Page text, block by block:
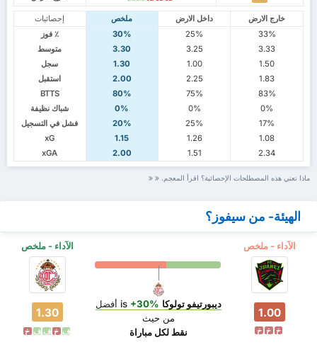
إحصائيات ملخص داخل الارض
خارج الارض
٪ فوز
30% 25%
33%
متوسط
3.30 3.25
3.33
سجل
1.30 1.00
1.50
استقبل
2.00 2.25
1.83
BTTS
80% 75%
83%
شباك نظيفة
0% 0%
0%
فشل في التسجيل
20% 25%
17%
xG
1.15 1.26
1.08
xGA
2.00 1.51 2.34
ماذا تعني هذه المصطلحات الإحصائية؟ اقرأ المعجم.
الهيئة- من سيفوز؟
الآداء - ملخص الآداء - ملخص
1.30
ف خ ف ف خ
ديبورتيفو تولوكا +30%
أفضل
من حيث
نقط لكل مباراة
1.00
خ خ خ